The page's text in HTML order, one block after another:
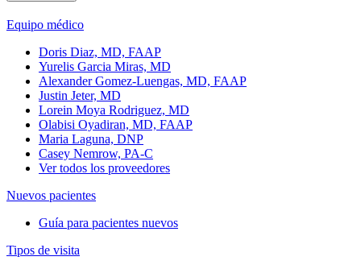
Equipo médico
Doris Diaz, MD, FAAP
Yurelis Garcia Miras, MD
Alexander Gomez-Luengas, MD, FAAP
Justin Jeter, MD
Lorein Moya Rodriguez, MD
Olabisi Oyadiran, MD, FAAP
Maria Laguna, DNP
Casey Nemrow, PA-C
Ver todos los proveedores
Nuevos pacientes
Guía para pacientes nuevos
Tipos de visita